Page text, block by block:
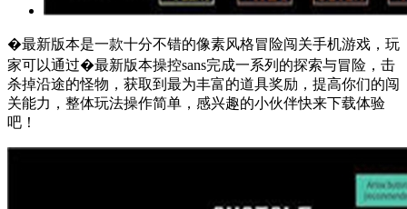
�最新版本是一款十分不错的像素风格冒险闯关手机游戏，玩
家可以通过�最新版本操控sans完成一系列的探索与冒险，击
杀掉沿途的怪物，获取到最为丰富的道具奖励，提高你们的闯
关能力，整体玩法操作简单，感兴趣的小伙伴快来下载体验
吧！